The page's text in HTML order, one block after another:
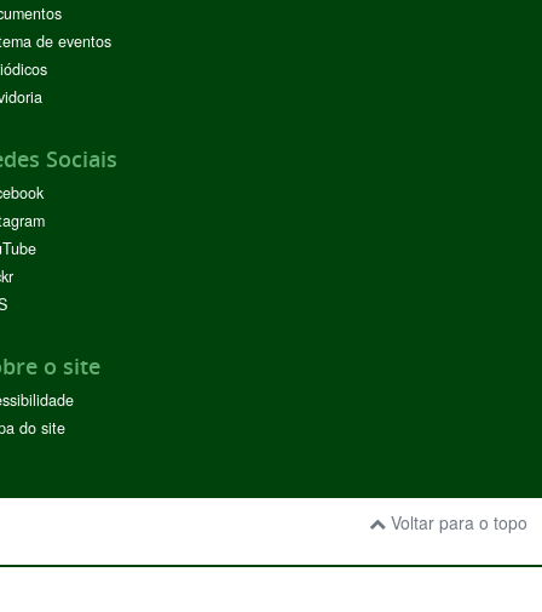
de eventos
Sociais
o site
do site
Voltar para o topo